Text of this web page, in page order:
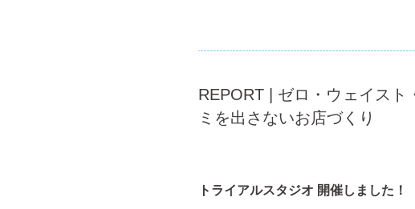
REPORT | ゼロ・ウェイス
ミを出さないお店づくり
トライアルスタジオ 開催しました！